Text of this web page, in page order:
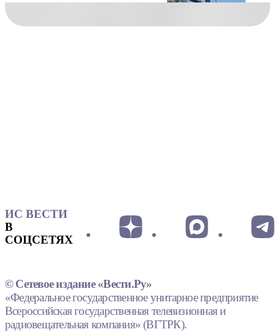
ИС ВЕСТИ
В
СОЦСЕТЯХ
© Сетевое издание «Вести.Ру»
«Федеральное государственное унитарное предприятие
Всероссийская государственная телевизионная и
радиовещательная компания» (ВГТРК).